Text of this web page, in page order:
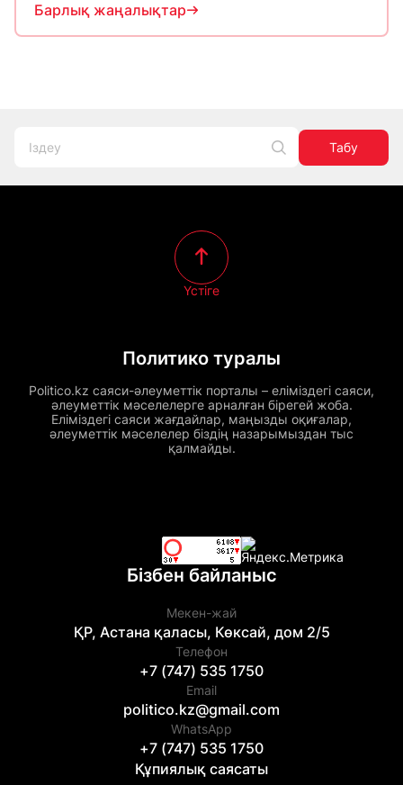
Барлық жаңалықтар
Табу
Политико туралы
Politico.kz саяси-әлеуметтік порталы – еліміздегі саяси,
әлеуметтік мәселелерге арналған бірегей жоба.
Еліміздегі саяси жағдайлар, маңызды оқиғалар,
әлеуметтік мәселелер біздің назарымыздан тыс
қалмайды.
Үстіге
Бізбен байланыс
Мекен-жай
ҚР, Астана қаласы, Көксай, дом 2/5
Телефон
+7 (747) 535 1750
Email
politico.kz@gmail.com
WhatsApp
+7 (747) 535 1750
Құпиялық саясаты